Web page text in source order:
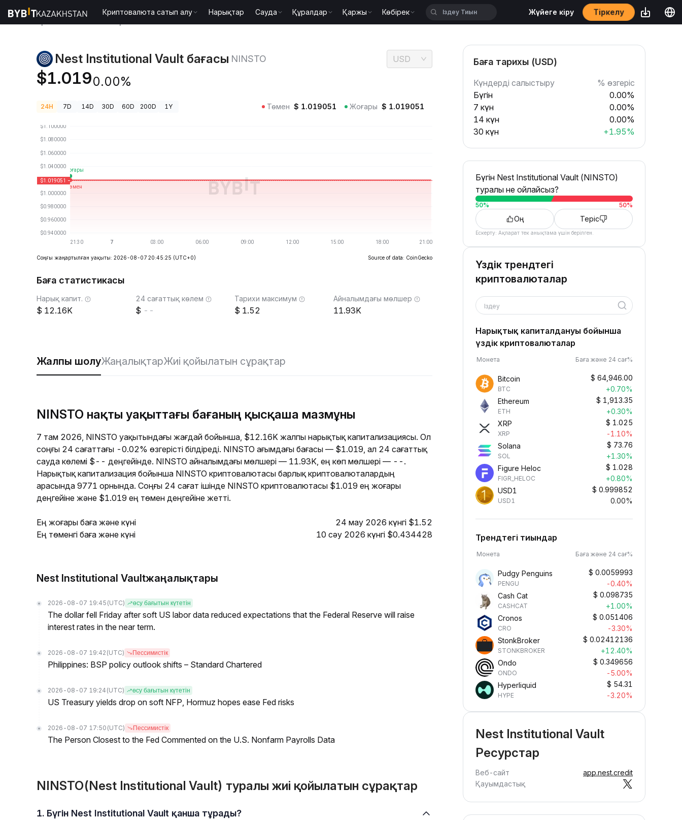
Криптовалюта сатып алу Нарықтар Сауда Құралдар Қаржы Көбірек Жүйеге кіру Тіркелу
Nest Institutional Vault бағасы NINSTO
$1.0190.00%
USD
24H 7D 14D 30D 60D 200D 1Y Төмен $ 1.019051 Жоғары $ 1.019051
Соңғы жаңартылған уақыты: 2026-08-07 20:45:25 (UTC+0) Source of data: CoinGecko
Баға статистикасы
Нарық капит.
12.16K
24 сағаттық көлем
--
Тарихи максимум
1.52
Айналымдағы мөлшер
11.93K
Жалпы шолуЖаңалықтарЖиі қойылатын сұрақтар
NINSTO нақты уақыттағы бағаның қысқаша мазмұны
7 там 2026, NINSTO уақытындағы жағдай бойынша, $12.16K жалпы нарықтық капитализациясы. Ол
соңғы 24 сағаттағы -0.02% өзгерісті білдіреді. NINSTO ағымдағы бағасы — $1.019, ал 24 сағаттық
сауда көлемі $-- деңгейінде. NINSTO айналымдағы мөлшері — 11.93K, ең көп мөлшері — --.
Нарықтық капитализация бойынша NINSTO криптовалютасы барлық криптовалюталардың
арасында 9771 орнында. Соңғы 24 сағат ішінде NINSTO криптовалютасы $1.019 ең жоғары
деңгейіне және $1.019 ең төмен деңгейіне жетті.
Ең жоғары баға және күні
24 мау 2026 күнгі $1.52
Ең төменгі баға және күні
10 сәу 2026 күнгі $0.434428
Nest Institutional Vaultжаңалықтары
2026-08-07 19:45 (UTC) өсу бағытын күтетін
The dollar fell Friday after soft US labor data reduced expectations that the Federal Reserve will raise
interest rates in the near term.
2026-08-07 19:42 (UTC) Пессимистік
Philippines: BSP policy outlook shifts – Standard Chartered
2026-08-07 19:24 (UTC) өсу бағытын күтетін
US Treasury yields drop on soft NFP, Hormuz hopes ease Fed risks
2026-08-07 17:50 (UTC) Пессимистік
The Person Closest to the Fed Commented on the U.S. Nonfarm Payrolls Data
NINSTO(Nest Institutional Vault) туралы жиі қойылатын сұрақтар
1. Бүгін Nest Institutional Vault қанша тұрады?
Баға тарихы (USD)
Күндерді салыстыру
% өзгеріс
Бүгін
0.00%
7 күн
0.00%
14 күн
0.00%
30 күн
+1.95%
Бүгін Nest Institutional Vault (NINSTO)
туралы не ойлайсыз?
50% 50%
Оң Теріс
Ескерту: Ақпарат тек анықтама үшін берілген.
Үздік трендтегі
криптовалюталар
Іздеу
Нарықтық капиталдануы бойынша
үздік криптовалюталар
Монета Баға және 24 сағ%
Bitcoin
BTC
$ 64,946.00
+0.70%
Ethereum
ETH
$ 1,913.35
+0.30%
XRP
XRP
$ 1.025
-1.10%
Solana
SOL
$ 73.76
+1.30%
Figure Heloc
FIGR_HELOC
$ 1.028
+0.80%
USD1
USD1
$ 0.999852
0.00%
Трендтегі тиындар
Монета Баға және 24 сағ%
Pudgy Penguins
PENGU
$ 0.0059993
-0.40%
Cash Cat
CASHCAT
$ 0.098735
+1.00%
Cronos
CRO
$ 0.051406
-3.30%
StonkBroker
STONKBROKER
$ 0.02412136
+12.40%
Ondo
ONDO
$ 0.349656
-5.00%
Hyperliquid
HYPE
$ 54.31
-3.20%
Nest Institutional Vault
Ресурстар
Веб-сайт
app.nest.credit
Қауымдастық